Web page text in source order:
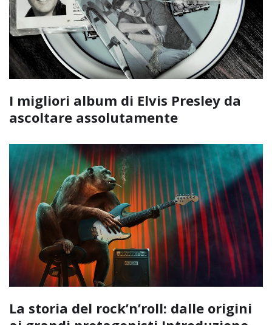
I migliori album di Elvis Presley da
ascoltare assolutamente
La storia del rock’n’roll: dalle origini